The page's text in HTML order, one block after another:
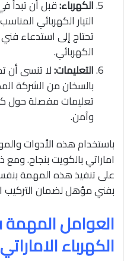
الكهرباء:قبل أن تبدأ
التيار الكهربائي
تحتاج إلى استدعاء فني
الكهربائي.
التعليمات:لا تنسى أن
بالسخان من الشركة
تعليمات مفصلة حول
وآمن.
باستخدام هذه الأدوات
اماراتي بالكويت بنجاح.
على تنفيذ هذه المهمة
بفني مؤهل لضمان التركيب
العوامل المهمة
الكهرباء